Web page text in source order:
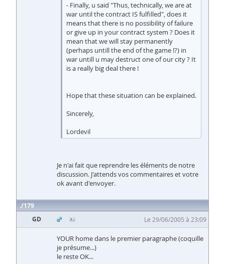
- Finally, u said "Thus, technically, we are at
war until the contract IS fulfilled", does it
means that there is no possibility of failure
or give up in your contract system ? Does it
mean that we will stay permanently
(perhaps untill the end of the game !?) in
war untill u may destruct one of our city ? It
is a really big deal there !
Hope that these situation can be explained.
Sincerely,
Lordevil
Je n'ai fait que reprendre les éléments de notre
discussion. J'attends vos commentaires et votre
ok avant d'envoyer.
179
GD
Le 29/06/2005 à 23:09
YOUR home dans le premier paragraphe (coquille
je présume...)
le reste OK...